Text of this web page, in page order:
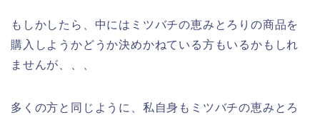
もしかしたら、中にはミツバチの恵みとろりの商品を
購入しようかどうか決めかねている方もいるかもしれ
ませんが、、、
多くの方と同じように、私自身もミツバチの恵みとろ